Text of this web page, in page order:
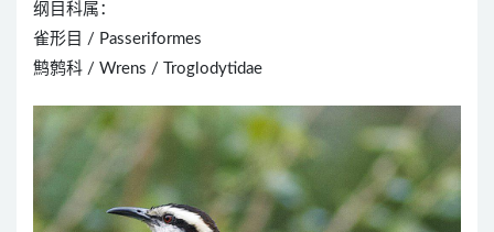
纲目科属：
雀形目 / Passeriformes
鹪鹩科 / Wrens / Troglodytidae